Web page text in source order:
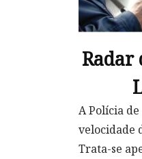
Radar
A Polícia
velocidade
Trata-se